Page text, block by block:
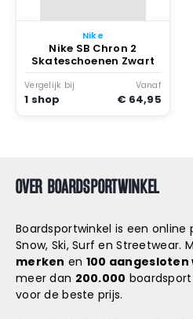
Nike
Nike SB Chron 2
Skateschoenen Zwart
Vergelijk bij
1 shop
Vanaf
€ 64,95
OVER BOARDSPORTWINKEL
Boardsportwinkel is een online
Snow, Ski, Surf en Streetwear.
merken en 100 aangesloten
meer dan 200.000
voor de beste prijs.